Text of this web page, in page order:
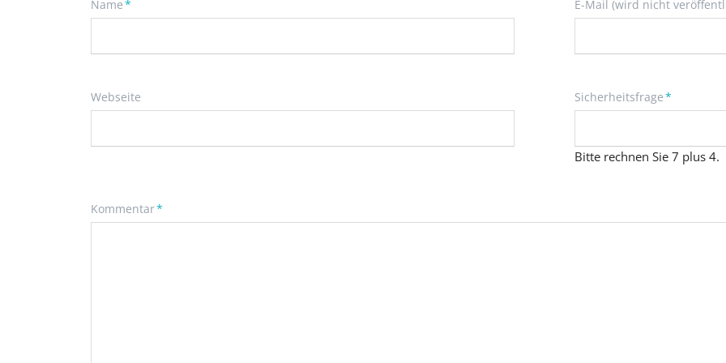
Pflichtfeld
Name* Pflichtfeld
E-Mail (wird nicht
Webseite Pflichtfeld
Sicherheitsfrage*
Bitte rechnen Sie 7 plus 4.
Pflichtfeld
Kommentar*